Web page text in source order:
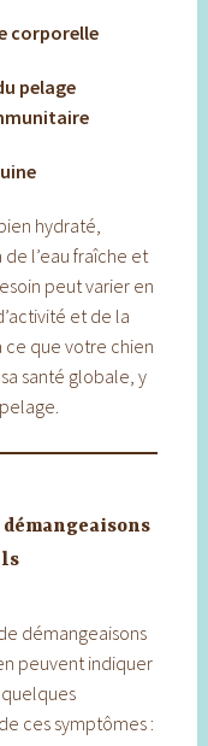
corporelle
pelage
hydraté,
de l’eau fraîche et
peut varier en
et de la
que votre chien
santé globale, y
démangeaisons
peuvent indiquer
ces symptômes :